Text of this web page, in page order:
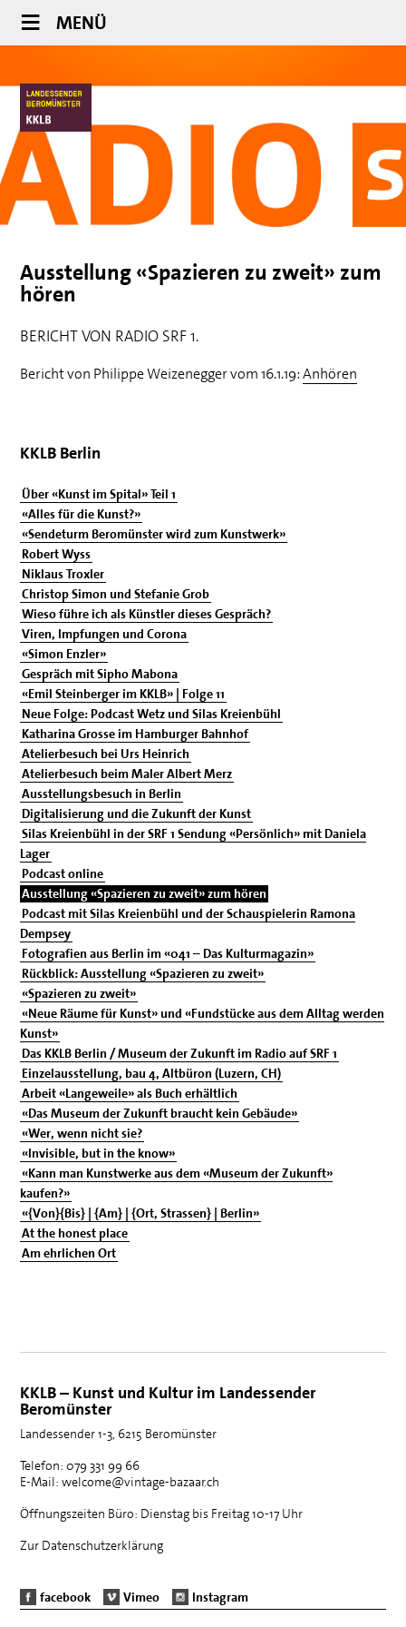
MENÜ
Ausstellung «Spazieren zu zweit» zum
hören
BERICHT VON RADIO SRF 1.
Bericht von Philippe Weizenegger vom 16.1.19:Anhören
KKLB Berlin
Über «Kunst im Spital» Teil 1
«Alles für die Kunst?»
«Sendeturm Beromünster wird zum Kunstwerk»
Robert Wyss
Niklaus Troxler
Christop Simon und Stefanie Grob
Wieso führe ich als Künstler dieses Gespräch?
Viren, Impfungen und Corona
«Simon Enzler»
Gespräch mit Sipho Mabona
«Emil Steinberger im KKLB» | Folge 11
Neue Folge: Podcast Wetz und Silas Kreienbühl
Katharina Grosse im Hamburger Bahnhof
Atelierbesuch bei Urs Heinrich
Atelierbesuch beim Maler Albert Merz
Ausstellungsbesuch in Berlin
Digitalisierung und die Zukunft der Kunst
Silas Kreienbühl in der SRF 1 Sendung «Persönlich» mit Daniela
Lager
Podcast online
Ausstellung «Spazieren zu zweit» zum hören
Podcast mit Silas Kreienbühl und der Schauspielerin Ramona
Dempsey
Fotografien aus Berlin im «041 – Das Kulturmagazin»
Rückblick: Ausstellung «Spazieren zu zweit»
«Spazieren zu zweit»
«Neue Räume für Kunst» und «Fundstücke aus dem Alltag werden
Kunst»
Das KKLB Berlin / Museum der Zukunft im Radio auf SRF 1
Einzelausstellung, bau 4, Altbüron (Luzern, CH)
Arbeit «Langeweile» als Buch erhältlich
«Das Museum der Zukunft braucht kein Gebäude»
«Wer, wenn nicht sie?
«Invisible, but in the know»
«Kann man Kunstwerke aus dem «Museum der Zukunft»
kaufen?»
«{Von}{Bis} | {Am} | {Ort, Strassen} | Berlin»
At the honest place
Am ehrlichen Ort
KKLB – Kunst und Kultur im Landessender
Beromünster
Landessender 1-3, 6215 Beromünster
Telefon: 079 331 99 66
E-Mail: welcome@vintage-bazaar.ch
Öffnungszeiten Büro: Dienstag bis Freitag 10-17 Uhr
Zur Datenschutzerklärung
facebook Vimeo Instagram